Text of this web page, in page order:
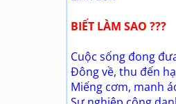
BIẾT LÀM SAO ???
Cuộc sống đong
Đông về, thu đến
Miếng cơm, manh